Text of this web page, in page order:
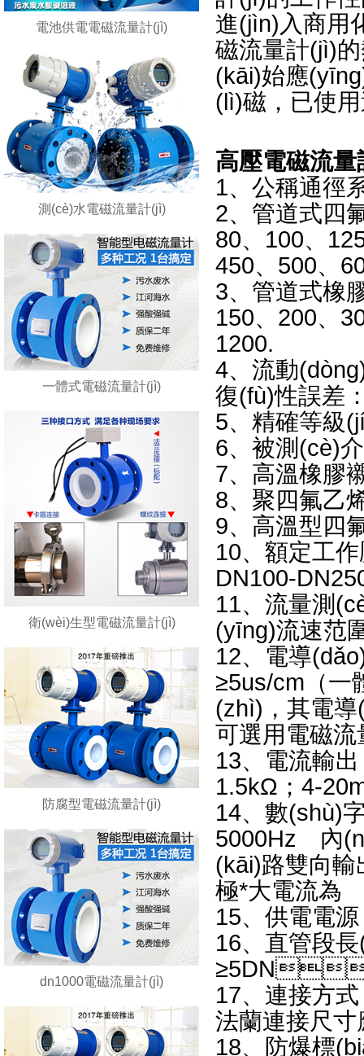
電池供電電磁流量計(jì)
測(cè)水電磁流量計(jì)
一體式電磁流量計(jì)
衛(wèi)生型電磁流量計(jì)
防腐型電磁流量計(jì)
dn1000電磁流量計(jì)
進(jìn)入商用
磁流量計(jì)
(kāi)始應
(lì)磁，已
高壓電磁流
1、公稱通
2、管道式四氟襯
80、100、125、
450、500、
3、管道式橡
150、200、
1200.
4、流動
復(fù)性誤差
5、精確等
6、被測
7、高溫橡
8、聚四氟乙
9、高溫
10、額定
DN100-
11、流量測
(yīng)流速范
12、電導
≥5us/cm（一
(zhì)，其電
可選用電磁流
13、電流輸出
1.5kΩ；4-
14、數
5000Hz 內
(kāi)路雙向
極*大電流為
15、供電
16、直
17、連接方式
法蘭連接尺
18、防爆